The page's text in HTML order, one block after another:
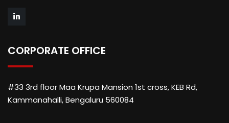
CORPORATE OFFICE
#33 3rd floor Maa Krupa Mansion 1st cross, KEB Rd,
Kammanahalli, Bengaluru 560084